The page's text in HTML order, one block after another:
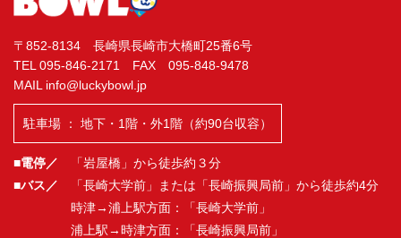
〒852-8134 長崎県長崎市大橋町25番6号
TEL 095-846-2171 FAX 095-848-9478
MAIL info@luckybowl.jp
駐車場 ： 地下・1階・外1階（約90台収容）
■電停／
「岩屋橋」から徒歩約３分
■バス／
「長崎大学前」または「長崎振興局前」から徒歩約4分
時津→浦上駅方面：「長崎大学前」
浦上駅→時津方面：「長崎振興局前」